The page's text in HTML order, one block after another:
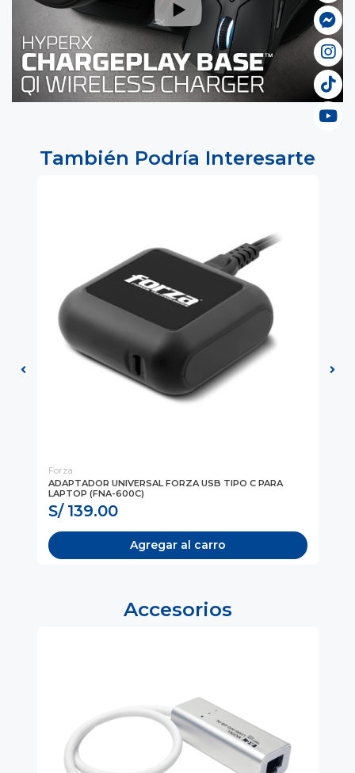
También Podría Interesarte
Forza
ADAPTADOR UNIVERSAL FORZA USB TIPO C PARA
LAPTOP (FNA-600C)
S/ 139.00
Agregar al carro
Accesorios